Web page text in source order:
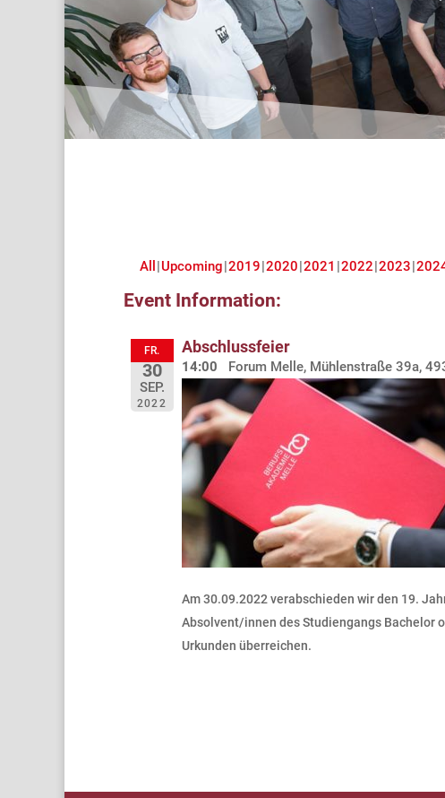
All Upcoming 2019 2020 2021 2022 2023
Event Information:
FR.
30
SEP.
2022
Abschlussfeier
14:00 Forum Melle, Mühlenstraße 39a,
Am 30.09.2022 verabschieden wir den 19.
Absolvent/innen des Studiengangs Bachelor
Urkunden überreichen.